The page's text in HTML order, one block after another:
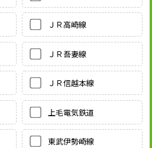
ＪＲ高崎線
ＪＲ吾妻線
ＪＲ信越本線
上毛電気鉄道
東武伊勢崎線